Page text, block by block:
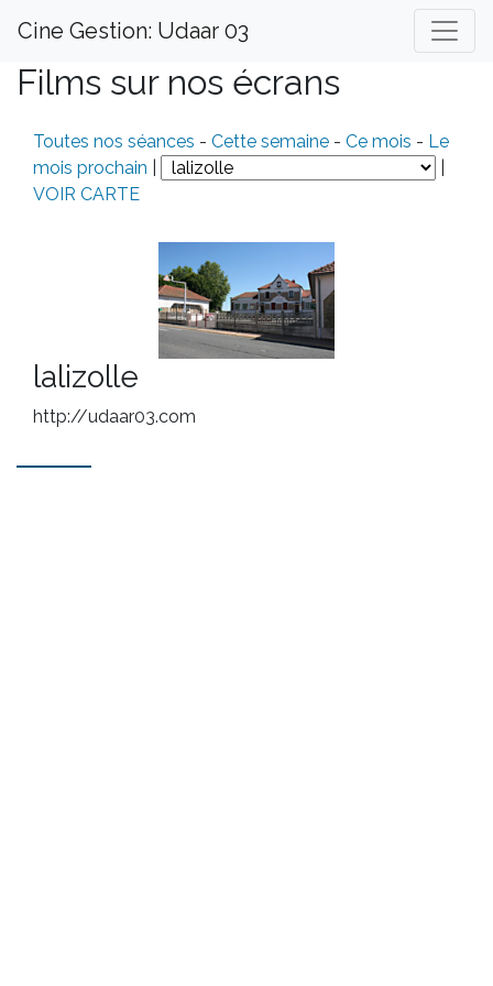
Cine Gestion: Udaar 03
Films sur nos écrans
Toutes nos séances - Cette semaine - Ce mois - Le
mois prochain
VOIR CARTE
lalizolle
http://udaar03.com